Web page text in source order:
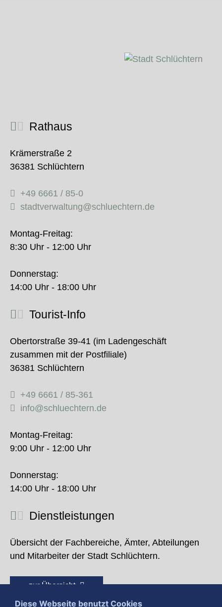
Rathaus
Krämerstraße 2
36381 Schlüchtern
+49 6661 / 85-0
stadtverwaltung@schluechtern.de
Montag-Freitag:
8:30 Uhr - 12:00 Uhr
Donnerstag:
14:00 Uhr - 18:00 Uhr
Tourist-Info
Obertorstraße 39-41 (im Ladengeschäft
zusammen mit der Postfiliale)
36381 Schlüchtern
+49 6661 / 85-361
info@schluechtern.de
Montag-Freitag:
9:00 Uhr - 12:00 Uhr
Donnerstag:
14:00 Uhr - 18:00 Uhr
Dienstleistungen
Übersicht der Fachbereiche, Ämter, Abteilungen
und Mitarbeiter der Stadt Schlüchtern.
zur Übersicht
Diese Webseite benutzt Cookies